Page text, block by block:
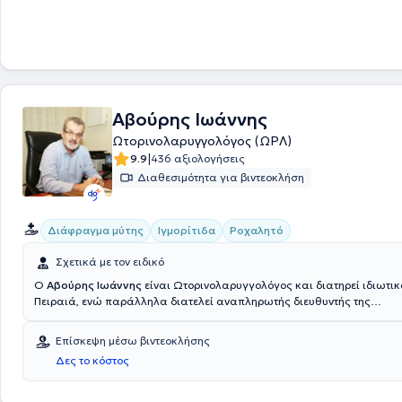
Αβούρης Ιωάννης
Ωτορινολαρυγγολόγος (ΩΡΛ)
9.9|436 αξιολογήσεις
Διαθεσιμότητα για βιντεοκλήση
Διάφραγμα μύτης Ιγμορίτιδα Ροχαλητό
Σχετικά με τον ειδικό
Ο Αβούρης Ιωάννης είναι Ωτορινολαρυγγολόγος και διατηρεί
Πειραιά, ενώ παράλληλα διατελεί αναπληρωτής διευθυντής της
Ιατρικής Σχολής του Εθνικού και Καποδιστριακού Πανεπιστημίου
υποψήφιος Διδάκτωρ Ιατρικής. Παράλληλα, διαθέτει δίπλωμα
Ειδικεύτηκε στην Ωτορινολαρυγγολογία στο Γενικό Νοσοκομείο "Η
κάνει άσκηση στην Νευροχειρουργική και την Πλαστική Χειρουργική
Επίσκεψη μέσω βιντεοκλήσης
Δες το κόστος